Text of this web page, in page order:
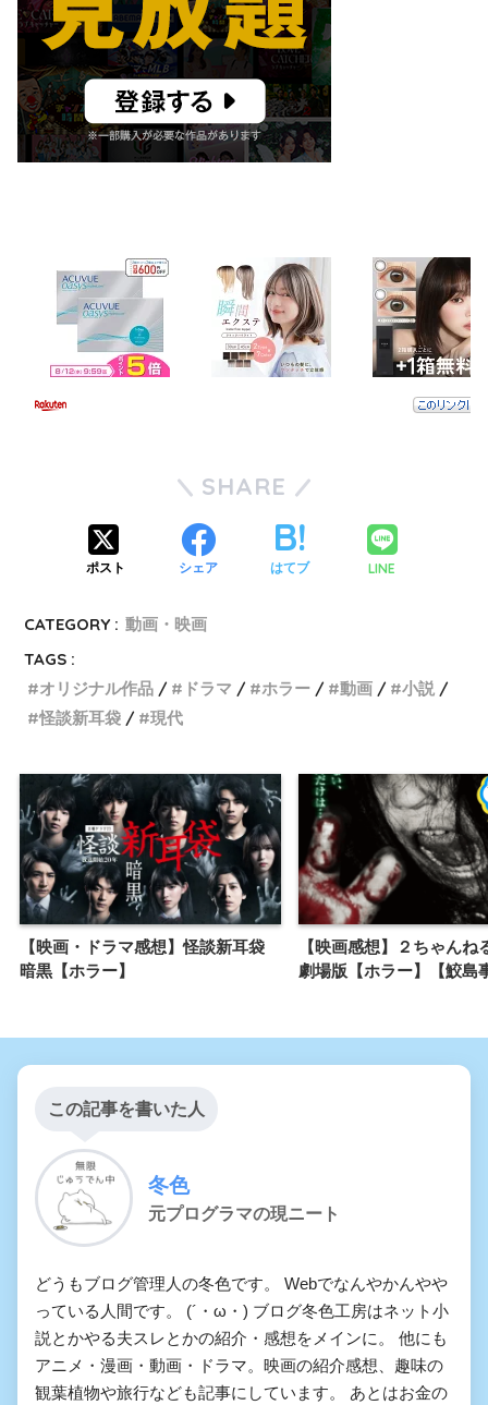
SHARE
ポスト シェア はてブ LINE
CATEGORY : 動画・映画
TAGS :
オリジナル作品
ドラマ ホラー 動画
小説
怪談新耳袋
現代
【映画・ドラマ感想】怪談新耳袋
暗黒【ホラー】
【映画感想】２ちゃんね
劇場版【ホラー】【鮫島
この記事を書いた人
冬色
元プログラマの現ニート
どうもブログ管理人の冬色です。 Webでなんやかんやや
っている人間です。 (´・ω・) ブログ冬色工房はネット小
説とかやる夫スレとかの紹介・感想をメインに。 他にも
アニメ・漫画・動画・ドラマ。映画の紹介感想、趣味の
観葉植物や旅行なども記事にしています。 あとはお金の